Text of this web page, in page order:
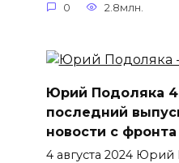
0 2.8млн.
Юрий Подоляка
последний
новости с фронта
4 августа 2024